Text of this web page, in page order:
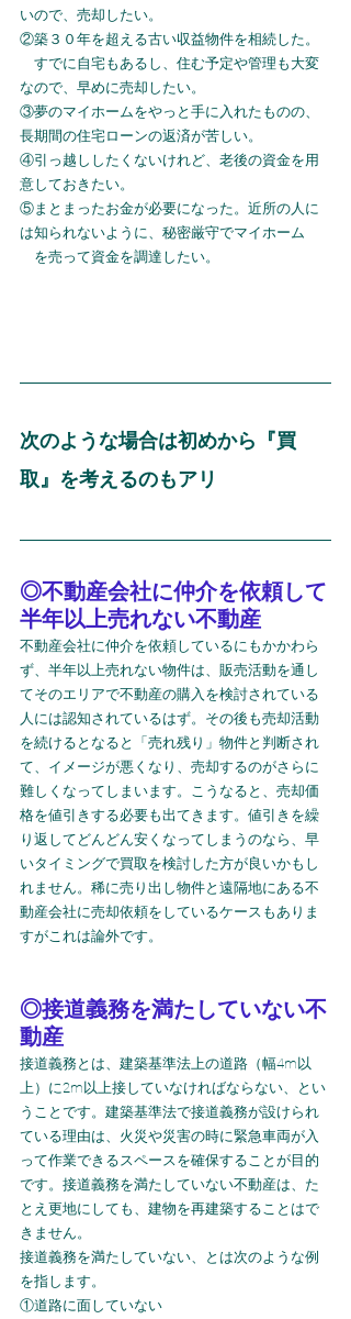
いので、売却したい。
②築３０年を超える古い収益物件を相続した。
すでに自宅もあるし、住む予定や管理も大変
なので、早めに売却したい。
③夢のマイホームをやっと手に入れたものの、
長期間の住宅ローンの返済が苦しい。
④引っ越ししたくないけれど、老後の資金を用
意しておきたい。
⑤まとまったお金が必要になった。近所の人に
は知られないように、秘密厳守でマイホーム
を売って資金を調達したい。
次のような場合は初めから『買
取』を考えるのもアリ
◎不動産会社に仲介を依頼して
半年以上売れない不動産
不動産会社に仲介を依頼しているにもかかわら
ず、半年以上売れない物件は、販売活動を通し
てそのエリアで不動産の購入を検討されている
人には認知されているはず。その後も売却活動
を続けるとなると「売れ残り」物件と判断され
て、イメージが悪くなり、売却するのがさらに
難しくなってしまいます。こうなると、売却価
格を値引きする必要も出てきます。値引きを繰
り返してどんどん安くなってしまうのなら、早
いタイミングで買取を検討した方が良いかもし
れません。稀に売り出し物件と遠隔地にある不
動産会社に売却依頼をしているケースもありま
すがこれは論外です。
◎接道義務を満たしていない不
動産
接道義務とは、建築基準法上の道路（幅4m以
上）に2m以上接していなければならない、とい
うことです。建築基準法で接道義務が設けられ
ている理由は、火災や災害の時に緊急車両が入
って作業できるスペースを確保することが目的
です。接道義務を満たしていない不動産は、た
とえ更地にしても、建物を再建築することはで
きません。
接道義務を満たしていない、とは次のような例
を指します。
①道路に面していない